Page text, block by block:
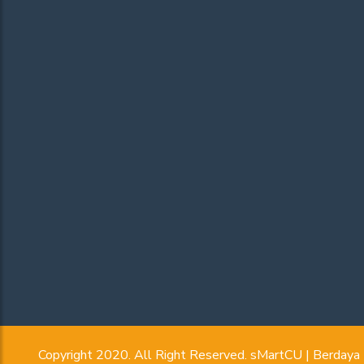
Copyright 2020. All Right Reserved. sMartCU | Berdaya